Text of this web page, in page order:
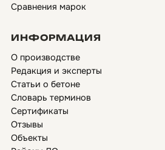
Сравнения марок
ИНФОРМАЦИЯ
О производстве
Редакция и эксперты
Статьи о бетоне
Словарь терминов
Сертификаты
Отзывы
Объекты